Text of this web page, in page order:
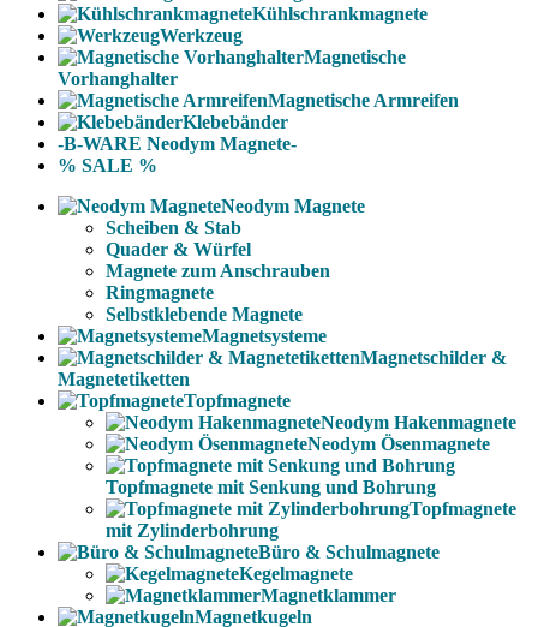
Kühlschrankmagnete
Werkzeug
Magnetische
Vorhanghalter
Magnetische Armreifen
Klebebänder
-B-WARE Neodym Magnete-
% SALE %
Neodym Magnete
Scheiben & Stab
Quader & Würfel
Magnete zum Anschrauben
Ringmagnete
Selbstklebende Magnete
Magnetsysteme
Magnetschilder &
Magnetetiketten
Topfmagnete
Neodym Hakenmagnete
Neodym Ösenmagnete
Topfmagnete mit Senkung und Bohrung
Topfmagnete
mit Zylinderbohrung
Büro & Schulmagnete
Kegelmagnete
Magnetklammer
Magnetkugeln